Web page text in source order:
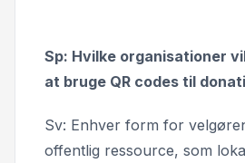
Sp: Hvilke organisationer
at bruge QR codes til
Sv: Enhver form for
offentlig ressource, som